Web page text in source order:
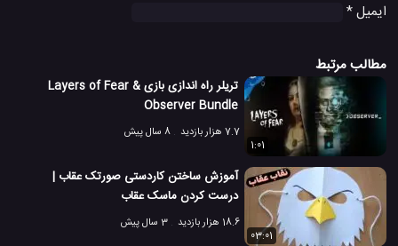
ایمیل*
مطالب مرتبط
تریلر راه اندازی بازی Layers of Fear &
Observer Bundle
7.7 هزار بازدید
8 سال پیش
1:01
آموزش ساختن کاردستی صورتک عقاب |
درست کردن ماسک عقاب
18.6 هزار بازدید
3 سال پیش
03:01